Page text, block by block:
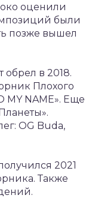
оценили
были
позже вышел
в 2018.
Плохого
MY NAME». Еще
OG Buda,
2021
Также